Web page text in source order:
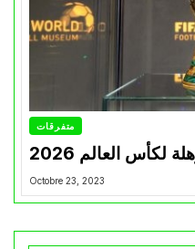
متفرقات
لكأس العالم 2026
Octobre 23, 2023